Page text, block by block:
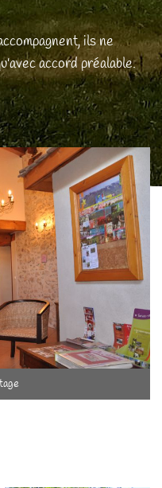
ils ne
accord préalable.